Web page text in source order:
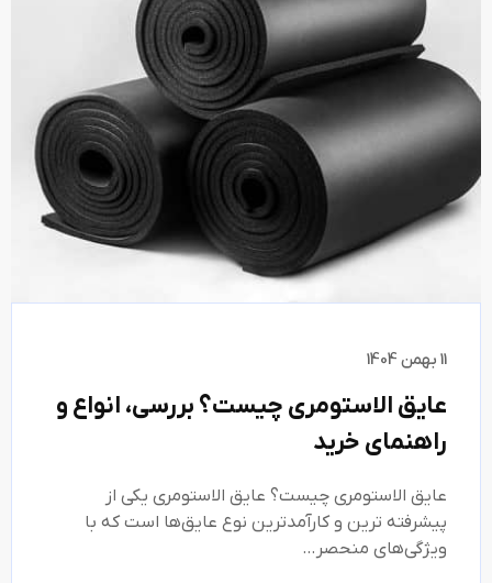
11 بهمن 1404
عایق الاستومری چیست؟ بررسی، انواع و
راهنمای خرید
عایق الاستومری چیست؟ عایق الاستومری یکی از
پیشرفته‌ ترین و کارآمدترین نوع عایق‌ها است که با
ویژگی‌های منحصر…